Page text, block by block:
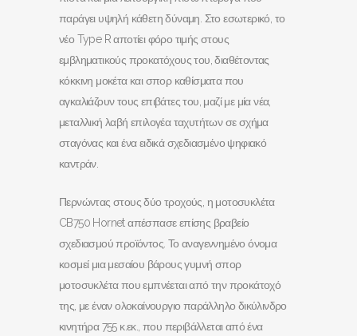
παράγει υψηλή κάθετη δύναμη. Στο εσωτερικό, το
νέο Type R αποτίει φόρο τιμής στους
εμβληματικούς προκατόχους του, διαθέτοντας
κόκκινη μοκέτα και σπορ καθίσματα που
αγκαλιάζουν τους επιβάτες του, μαζί με μία νέα,
μεταλλική λαβή επιλογέα ταχυτήτων σε σχήμα
σταγόνας και ένα ειδικά σχεδιασμένο ψηφιακό
καντράν.
Περνώντας στους δύο τροχούς, η μοτοσυκλέτα
CB750 Hornet απέσπασε επίσης βραβείο
σχεδιασμού προϊόντος. Το αναγεννημένο όνομα
κοσμεί μια μεσαίου βάρους γυμνή σπορ
μοτοσυκλέτα που εμπνέεται από την προκάτοχό
της, με έναν ολοκαίνουργιο παράλληλο δικύλινδρο
κινητήρα 755 κ.εκ., που περιβάλλεται από ένα